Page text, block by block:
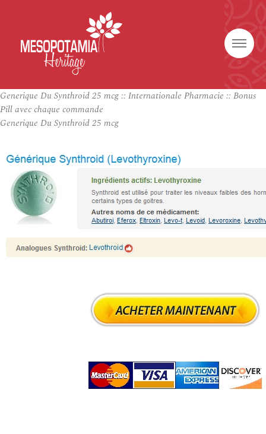
Generique Du Synthroid 25 mcg :: Internationale Pharmacie :: Bonus
Pill avec chaque commande
Generique Du Synthroid 25 mcg